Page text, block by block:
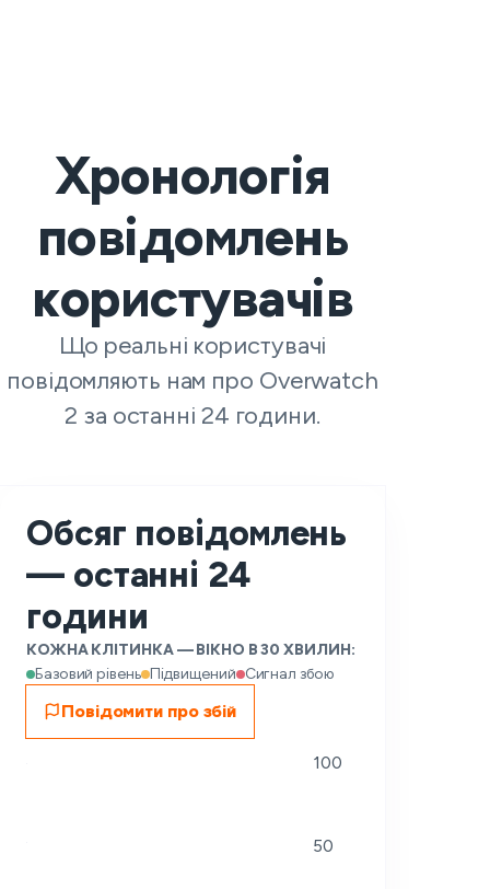
Хронологія
повідомлень
користувачів
Що реальні користувачі
повідомляють нам про Overwatch
2 за останні 24 години.
Обсяг повідомлень
— останні 24
години
КОЖНА КЛІТИНКА — ВІКНО В 30 ХВИЛИН:
Базовий рівень Підвищений Сигнал збою
Повідомити про збій
100
50